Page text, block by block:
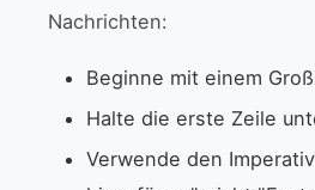
Nachrichten:
Beginne mit einem
Halte die erste Zeile
Verwende den